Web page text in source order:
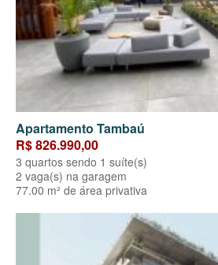
Apartamento Tambaú
R$ 826.990,00
3 quartos sendo 1 suíte(s)
2 vaga(s) na garagem
77.00 m² de área privativa